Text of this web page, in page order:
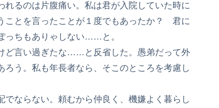
るのは片腹痛い。私は君が入院していた時に
ことを言ったことが１度でもあったか？ 君に
っちもありゃしない……と。
ど言い過ぎたな……と反省した。愚弟だって外
う。私も年長者なら、そこのところを考慮し
ならない。頼むから仲良く、機嫌よく暮らし